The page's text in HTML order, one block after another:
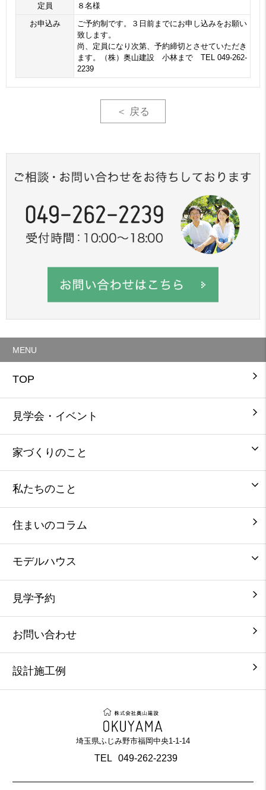
定員
８名様
お申込み
ご予約制です。３日前までにお申し込みをお願い
致します。
尚、定員になり次第、予約締切とさせていただき
ます。（株）奥山建設 小林まで TEL 049-262-
2239
＜ 戻る
MENU
TOP
見学会・イベント
家づくりのこと
私たちのこと
住まいのコラム
モデルハウス
見学予約
お問い合わせ
設計施工例
埼玉県ふじみ野市福岡中央1-1-14
TEL 049-262-2239